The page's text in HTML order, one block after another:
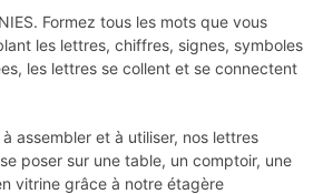
Formez tous les mots que vous
les lettres, chiffres, signes, symboles
les lettres se collent et se connectent
assembler et à utiliser, nos lettres
poser sur une table, un comptoir, une
vitrine grâce à notre étagère